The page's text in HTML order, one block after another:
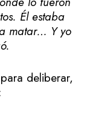
Él estaba
matar… Y yo
deliberar,